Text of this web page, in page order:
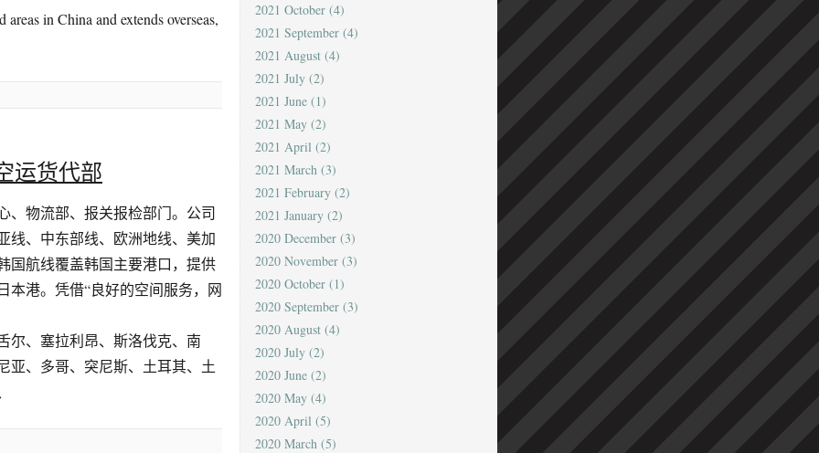
in China and extends overseas,
运货代部
、物流部、报关报检部门。公司
线、中东部线、欧洲地线、美加
国航线覆盖韩国主要港口，提供
本港。凭借“良好的空间服务，网
尔、塞拉利昂、斯洛伐克、南
亚、多哥、突尼斯、土耳其、土
2021 October (4)
2021 September (4)
2021 August (4)
2021 July (2)
2021 June (1)
2021 May (2)
2021 April (2)
2021 March (3)
2021 February (2)
2021 January (2)
2020 December (3)
2020 November (3)
2020 October (1)
2020 September (3)
2020 August (4)
2020 July (2)
2020 June (2)
2020 May (4)
2020 April (5)
2020 March (5)